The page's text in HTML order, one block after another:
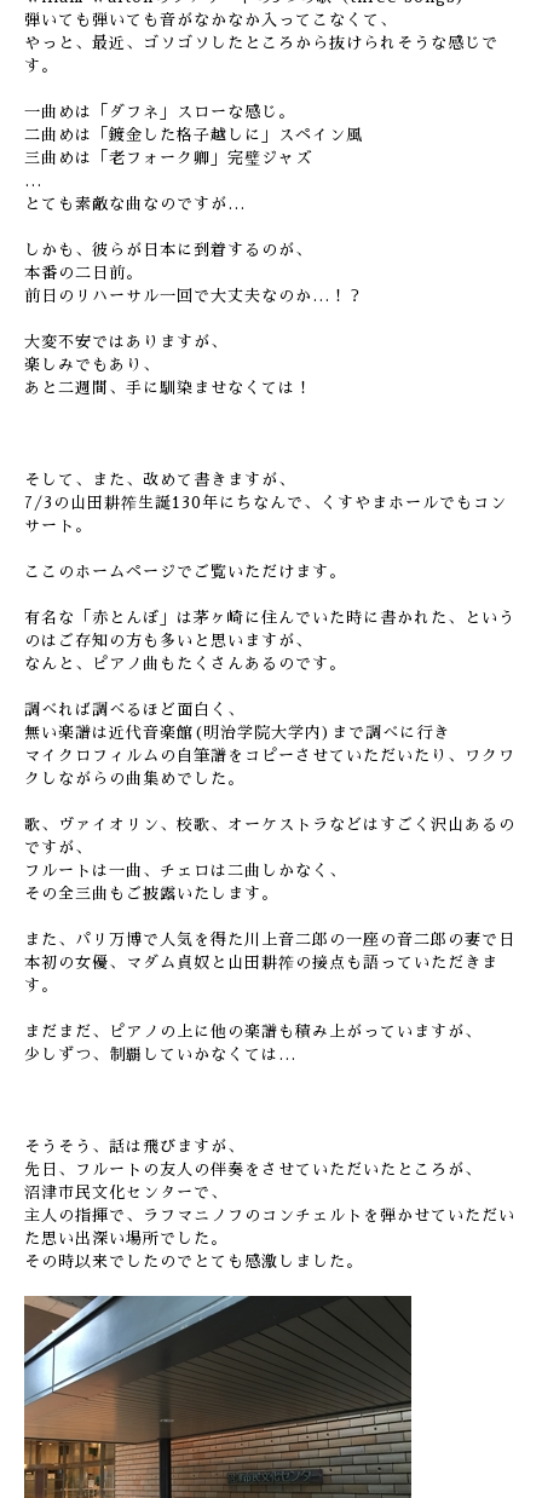
弾いても弾いても音がなかなか入ってこなくて、
やっと、最近、ゴソゴソしたところから抜けられそうな感じで
す。
一曲めは「ダフネ」スローな感じ。
二曲めは「鍍金した格子越しに」スペイン風
三曲めは「老フォーク卿」完璧ジャズ
…
とても素敵な曲なのですが…
しかも、彼らが日本に到着するのが、
本番の二日前。
前日のリハーサル一回で大丈夫なのか…！？
大変不安ではありますが、
楽しみでもあり、
あと二週間、手に馴染ませなくては！
そして、また、改めて書きますが、
7/3の山田耕筰生誕130年にちなんで、くすやまホールでもコン
サート。
ここのホームページでご覧いただけます。
有名な「赤とんぼ」は茅ヶ崎に住んでいた時に書かれた、という
のはご存知の方も多いと思いますが、
なんと、ピアノ曲もたくさんあるのです。
調べれば調べるほど面白く、
無い楽譜は近代音楽館(明治学院大学内)まで調べに行き
マイクロフィルムの自筆譜をコピーさせていただいたり、ワクワ
クしながらの曲集めでした。
歌、ヴァイオリン、校歌、オーケストラなどはすごく沢山あるの
ですが、
フルートは一曲、チェロは二曲しかなく、
その全三曲もご披露いたします。
また、パリ万博で人気を得た川上音二郎の一座の音二郎の妻で日
本初の女優、マダム貞奴と山田耕筰の接点も語っていただきま
す。
まだまだ、ピアノの上に他の楽譜も積み上がっていますが、
少しずつ、制覇していかなくては…
そうそう、話は飛びますが、
先日、フルートの友人の伴奏をさせていただいたところが、
沼津市民文化センターで、
主人の指揮で、ラフマニノフのコンチェルトを弾かせていただい
た思い出深い場所でした。
その時以来でしたのでとても感激しました。